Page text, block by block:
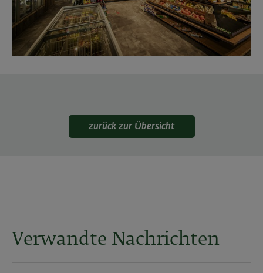
zurück zur Übersicht
Verwandte Nachrichten